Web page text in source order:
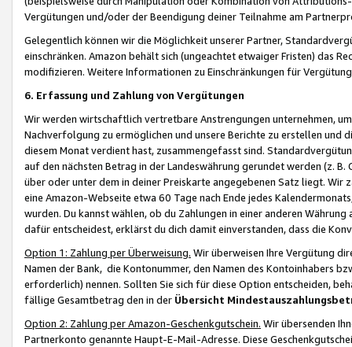
Vergütungen und/oder der Beendigung deiner Teilnahme am
Gelegentlich können wir die Möglichkeit unserer Partner,
einschränken. Amazon behält sich (ungeachtet etwaiger Fristen) das
modifizieren. Weitere Informationen zu Einschränkungen für
6. Erfassung und Zahlung von Vergütungen
Wir werden wirtschaftlich vertretbare Anstrengungen unternehmen,
Nachverfolgung zu ermöglichen und unsere Berichte zu erstellen und
diesem Monat verdient hast, zusammengefasst sind.
auf den nächsten Betrag in der Landeswährung gerundet werden (z.
über oder unter dem in deiner Preiskarte angegebenen Satz liegt.
eine Amazon-Webseite etwa 60 Tage nach Ende jedes
wurden. Du kannst wählen, ob du Zahlungen in einer anderen
dafür entscheidest, erklärst du dich damit einverstanden, dass die
Option 1: Zahlung per Überweisung. Wir überweisen Ihre Vergütung
Namen der Bank, die Kontonummer, den Namen des Kontoinhabers
erforderlich) nennen. Sollten Sie sich für diese Option entscheiden,
fällige Gesamtbetrag den in der Übersicht
Option 2: Zahlung per Amazon-Geschenkgutschein. Wir übersenden
Partnerkonto genannte Haupt-E-Mail-Adresse. Diese